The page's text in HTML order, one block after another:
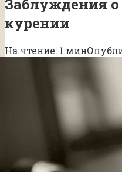
Заблуждения
курении
На чтение: 1 мин